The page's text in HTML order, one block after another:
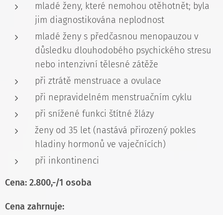
mladé ženy, které nemohou otěhotnět; byla
jim diagnostikována neplodnost
mladé ženy s předčasnou menopauzou v
důsledku dlouhodobého psychického stresu
nebo intenzivní tělesné zátěže
při ztrátě menstruace a ovulace
při nepravidelném menstruačním cyklu
při snížené funkci štítné žlázy
ženy od 35 let (nastává přirozený pokles
hladiny hormonů ve vaječnících)
při inkontinenci
Cena: 2.800,-/1 osoba
Cena zahrnuje: